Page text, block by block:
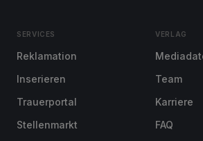
SERVICES
Reklamation
Inserieren
Trauerportal
Stellenmarkt
VERLAG
Team
Karriere
FAQ